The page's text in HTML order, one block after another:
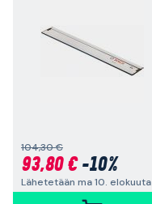
104,30 €
93,80 €-10%
Lähetetään ma 10. elokuuta